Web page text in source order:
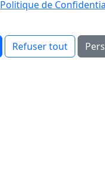
Politique de
Refuser tout